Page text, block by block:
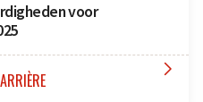
voor
